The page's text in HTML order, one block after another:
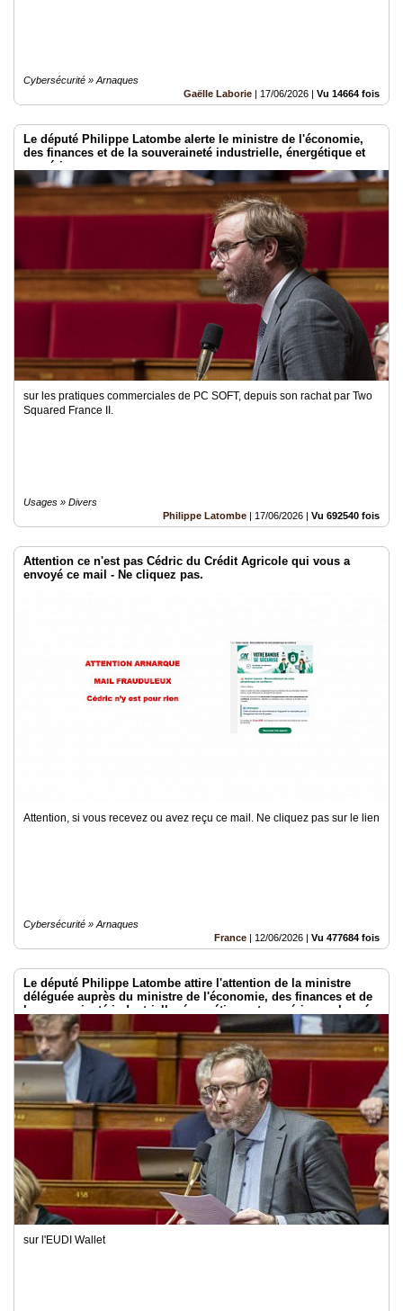
Cybersécurité » Arnaques
Gaëlle Laborie | 17/06/2026 | Vu 14664 fois
Le député Philippe Latombe alerte le ministre de l'économie,
des finances et de la souveraineté industrielle, énergétique et
numérique
sur les pratiques commerciales de PC SOFT, depuis son rachat par Two
Squared France II.
Usages » Divers
Philippe Latombe | 17/06/2026 | Vu 692540 fois
Attention ce n'est pas Cédric du Crédit Agricole qui vous a
envoyé ce mail - Ne cliquez pas.
Attention, si vous recevez ou avez reçu ce mail. Ne cliquez pas sur le lien
Cybersécurité » Arnaques
France | 12/06/2026 | Vu 477684 fois
Le député Philippe Latombe attire l'attention de la ministre
déléguée auprès du ministre de l'économie, des finances et de
la souveraineté industrielle, énergétique et numérique, chargée
de l'intelligence artificielle et du numérique
sur l'EUDI Wallet